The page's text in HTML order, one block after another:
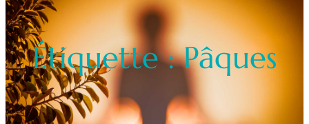
Étiquette : Pâques